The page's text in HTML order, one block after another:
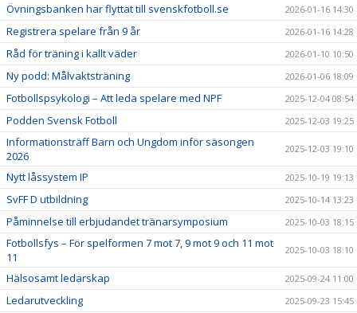
Övningsbanken har flyttat till svenskfotboll.se 2026-01-16 14:30
Registrera spelare från 9 år 2026-01-16 14:28
Råd för träning i kallt väder 2026-01-10 10:50
Ny podd: Målvaktsträning 2026-01-06 18:09
Fotbollspsykologi – Att leda spelare med NPF 2025-12-04 08:54
Podden Svensk Fotboll 2025-12-03 19:25
Informationsträff Barn och Ungdom inför säsongen
2026
2025-12-03 19:10
Nytt låssystem IP 2025-10-19 19:13
SvFF D utbildning 2025-10-14 13:23
Påminnelse till erbjudandet tränarsymposium 2025-10-03 18:15
Fotbollsfys – För spelformen 7 mot 7, 9 mot 9 och 11 mot
11
2025-10-03 18:10
Hälsosamt ledarskap 2025-09-24 11:00
Ledarutveckling 2025-09-23 15:45